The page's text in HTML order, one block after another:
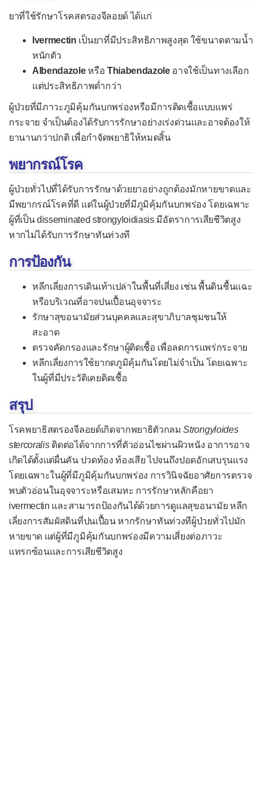
ท่อปัสสาวะอักเสบ
บาดทะยัก
แผลริมอ่อน
ฝีในปอด
ฝีในสมอง
ภาวะอาหารเป็นพิษ
จากแบคทีเรียเข้าเยื่อบุ
จากพิษในอาหาร
จากพิษที่เกิดในลำไส้
เยื่อบุตาอักเสบจากแบคทีเรีย
เยื่อบุช่องท้องอักเสบ
เยื่อบุโพรงหัวใจอักเสบ
ไส้ติ่งอักเสบ
หลอดลมอักเสบเฉียบพลัน
อหิวาตกโรค
อัณฑะอักเสบ
อุ้งเชิงกรานอักเสบ
โรคคอตีบ
โรคติดเชื้อ H. pylori
โรคเซลล์เนื้อเยื่ออักเสบ
โรคบิดไม่มีตัว
ยาที่ใช้รักษาโรคสตรองจีลอยด์ ได้แก่
Ivermectin เป็นยาที่มีประสิทธิภาพสูงสุด ใช้ขนาดตามน้ำ
หนักตัว
Albendazoleหรือ Thiabendazoleอาจใช้เป็นทางเลือก
แต่ประสิทธิภาพต่ำกว่า
ผู้ป่วยที่มีภาวะภูมิคุ้มกันบกพร่องหรือมีการติดเชื้อแบบแพร่
กระจาย จำเป็นต้องได้รับการรักษาอย่างเร่งด่วนและอาจต้องให้
ยานานกว่าปกติ เพื่อกำจัดพยาธิให้หมดสิ้น
พยากรณ์โรค
ผู้ป่วยทั่วไปที่ได้รับการรักษาด้วยยาอย่างถูกต้องมักหายขาดและ
มีพยากรณ์โรคที่ดี แต่ในผู้ป่วยที่มีภูมิคุ้มกันบกพร่อง โดยเฉพาะ
ผู้ที่เป็น disseminated strongyloidiasis มีอัตราการเสียชีวิตสูง
หากไม่ได้รับการรักษาทันท่วงที
การป้องกัน
หลีกเลี่ยงการเดินเท้าเปล่าในพื้นที่เสี่ยง เช่น พื้นดินชื้นแฉะ
หรือบริเวณที่อาจปนเปื้อนอุจจาระ
รักษาสุขอนามัยส่วนบุคคลและสุขาภิบาลชุมชนให้
สะอาด
ตรวจคัดกรองและรักษาผู้ติดเชื้อ เพื่อลดการแพร่กระจาย
หลีกเลี่ยงการใช้ยากดภูมิคุ้มกันโดยไม่จำเป็น โดยเฉพาะ
ในผู้ที่มีประวัติเคยติดเชื้อ
สรุป
โรคพยาธิสตรองจีลอยด์เกิดจากพยาธิตัวกลมStrongyloides
stercoralisติดต่อได้จากการที่ตัวอ่อนไชผ่านผิวหนัง อาการอาจ
เกิดได้ตั้งแต่ผื่นคัน ปวดท้อง ท้องเสีย ไปจนถึงปอดอักเสบรุนแรง
โดยเฉพาะในผู้ที่มีภูมิคุ้มกันบกพร่อง การวินิจฉัยอาศัยการตรวจ
พบตัวอ่อนในอุจจาระหรือเสมหะ การรักษาหลักคือยา
ivermectin และสามารถป้องกันได้ด้วยการดูแลสุขอนามัย หลีก
เลี่ยงการสัมผัสดินที่ปนเปื้อน หากรักษาทันท่วงทีผู้ป่วยทั่วไปมัก
หายขาด แต่ผู้ที่มีภูมิคุ้มกันบกพร่องมีความเสี่ยงต่อภาวะ
แทรกซ้อนและการเสียชีวิตสูง